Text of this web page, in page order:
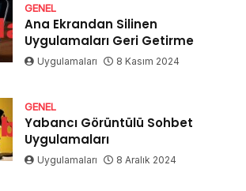
GENEL
Ana Ekrandan Silinen
Uygulamaları Geri Getirme
Uygulamaları 8 Kasım 2024
GENEL
Yabancı Görüntülü Sohbet
Uygulamaları
Uygulamaları 8 Aralık 2024